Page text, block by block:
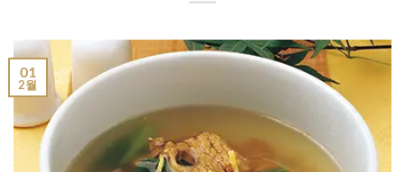
01
2월